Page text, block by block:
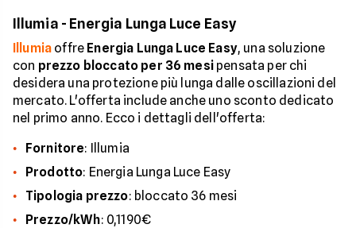
Illumia - Energia Lunga Luce Easy
Illumia offre Energia Lunga Luce Easy, una soluzione
con prezzo bloccato per 36 mesipensata per chi
desidera una protezione più lunga dalle oscillazioni del
mercato. L'offerta include anche uno sconto dedicato
nel primo anno. Ecco i dettagli dell'offerta:
Fornitore: Illumia
Prodotto: Energia Lunga Luce Easy
Tipologia prezzo: bloccato 36 mesi
Prezzo/kWh: 0,1190€